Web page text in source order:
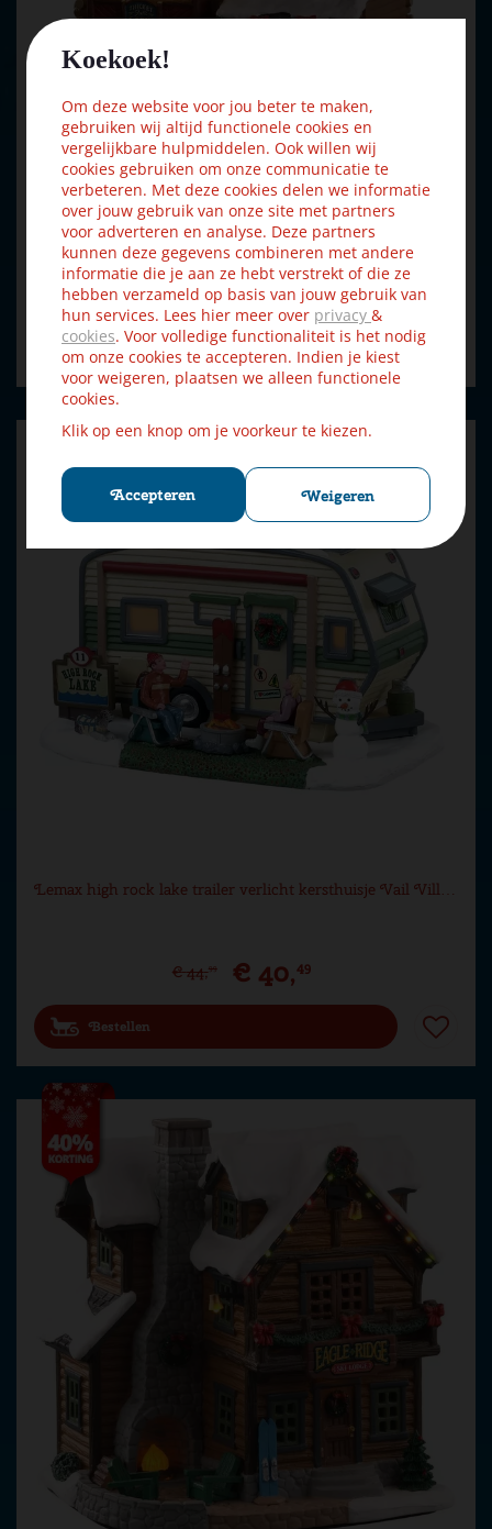
Koekoek!
Om deze website voor jou beter te maken,
gebruiken wij altijd functionele cookies en
vergelijkbare hulpmiddelen. Ook willen wij
cookies gebruiken om onze communicatie te
verbeteren. Met deze cookies delen we informatie
over jouw gebruik van onze site met partners
voor adverteren en analyse. Deze partners
kunnen deze gegevens combineren met andere
informatie die je aan ze hebt verstrekt of die ze
hebben verzameld op basis van jouw gebruik van
hun services. Lees hier meer over privacy &
cookies. Voor volledige functionaliteit is het nodig
om onze cookies te accepteren. Indien je kiest
voor weigeren, plaatsen we alleen functionele
cookies.
Klik op een knop om je voorkeur te kiezen.
Accepteren Weigeren
Lemax thicket falls cabin kersthuisje Vail Village met
roke…
€ 89,99 € 80,99
Bestellen
Lemax high rock lake trailer verlicht kersthuisje Vail Vill…
€ 44,99 € 40,49
Bestellen